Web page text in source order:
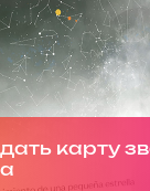
карту